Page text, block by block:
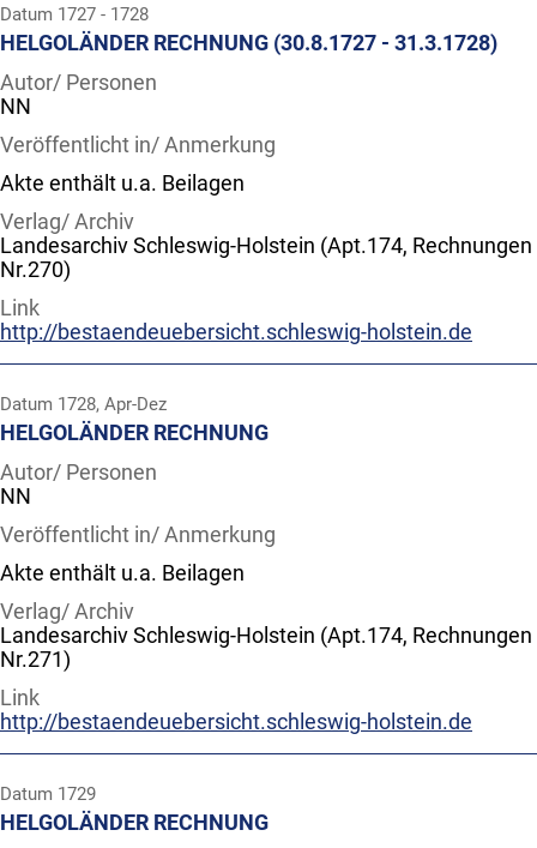
Datum 1727 - 1728
HELGOLÄNDER RECHNUNG (30.8.1727 - 31.3.1728)
Autor/ Personen
NN
Veröffentlicht in/ Anmerkung
Akte enthält u.a. Beilagen
Verlag/ Archiv
Landesarchiv Schleswig-Holstein (Apt.174, Rechnungen
Nr.270)
Link
http://bestaendeuebersicht.schleswig-holstein.de
Datum 1728, Apr-Dez
HELGOLÄNDER RECHNUNG
Autor/ Personen
NN
Veröffentlicht in/ Anmerkung
Akte enthält u.a. Beilagen
Verlag/ Archiv
Landesarchiv Schleswig-Holstein (Apt.174, Rechnungen
Nr.271)
Link
http://bestaendeuebersicht.schleswig-holstein.de
Datum 1729
HELGOLÄNDER RECHNUNG